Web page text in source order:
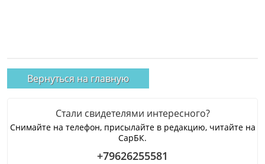
Вернуться на главную
Стали свидетелями интересного?
Снимайте на телефон, присылайте в редакцию, читайте на
СарБК.
+79626255581